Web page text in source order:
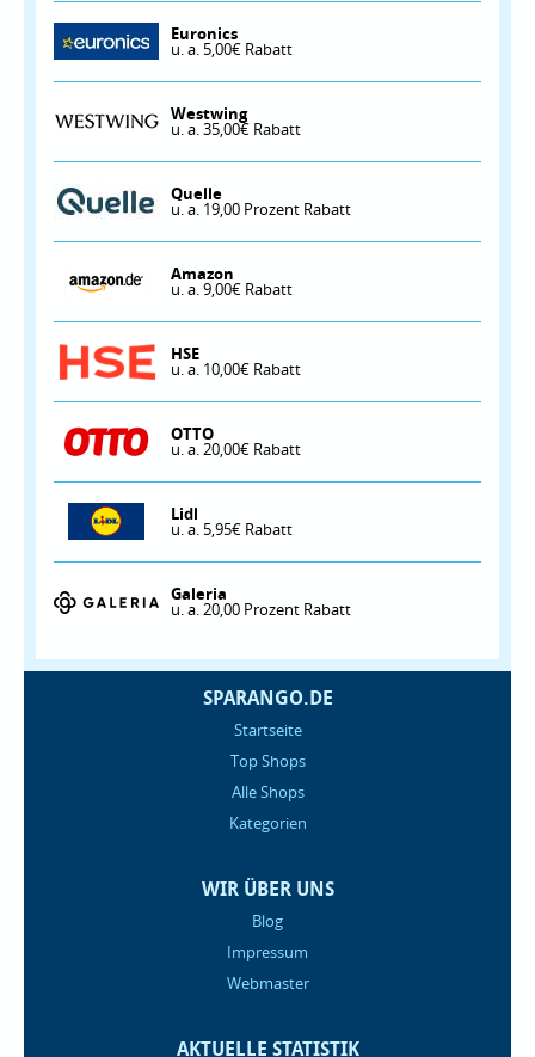
Euronics
u. a. 5,00€ Rabatt
Westwing
u. a. 35,00€ Rabatt
Quelle
u. a. 19,00 Prozent Rabatt
Amazon
u. a. 9,00€ Rabatt
HSE
u. a. 10,00€ Rabatt
OTTO
u. a. 20,00€ Rabatt
Lidl
u. a. 5,95€ Rabatt
Galeria
u. a. 20,00 Prozent Rabatt
SPARANGO.DE
Startseite
Top Shops
Alle Shops
Kategorien
WIR ÜBER UNS
Blog
Impressum
Webmaster
AKTUELLE STATISTIK